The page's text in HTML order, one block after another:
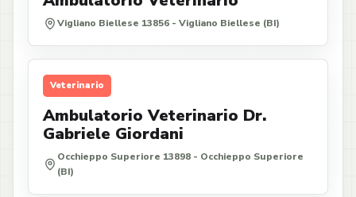
Vigliano Biellese 13856 - Vigliano Biellese (BI)
Veterinario
Ambulatorio Veterinario Dr.
Gabriele Giordani
Occhieppo Superiore 13898 - Occhieppo Superiore
(BI)